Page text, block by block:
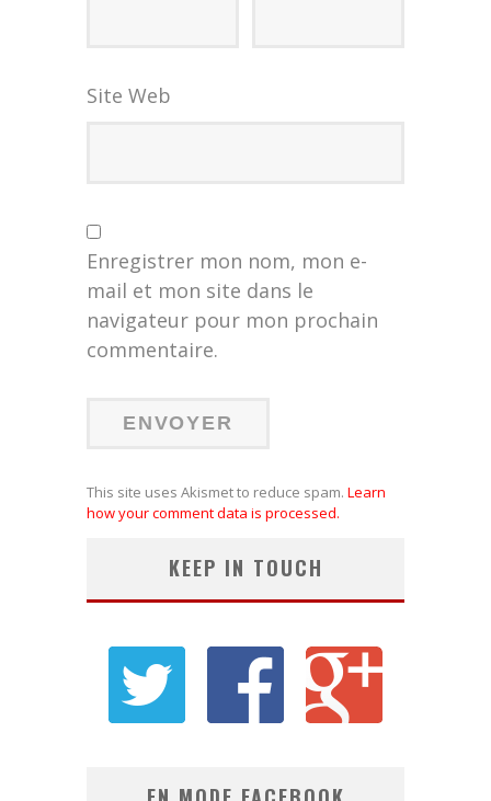
Site Web
Enregistrer mon nom, mon e-
mail et mon site dans le
navigateur pour mon prochain
commentaire.
This site uses Akismet to reduce spam. Learn
how your comment data is processed.
KEEP IN TOUCH